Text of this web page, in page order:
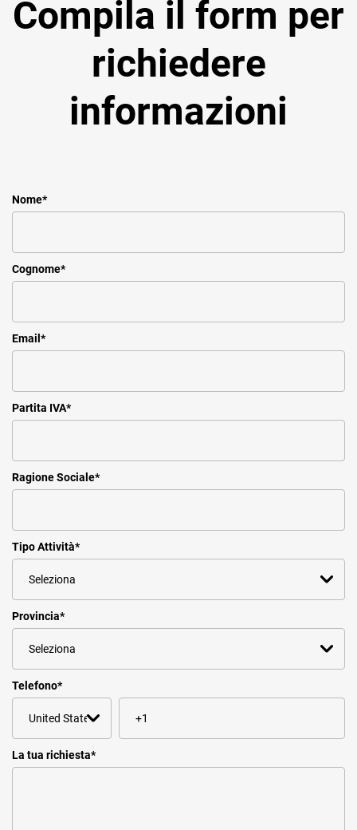
Compila il form per
richiedere
informazioni
Nome*
Cognome*
Email *
Partita IVA*
Ragione Sociale*
Tipo Attività*
Provincia*
Telefono*
La tua richiesta*